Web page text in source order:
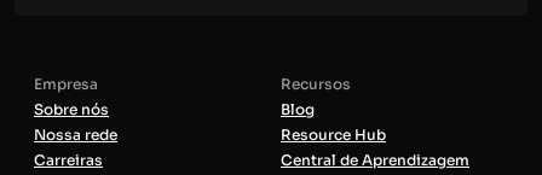
Empresa
Sobre nós
Nossa rede
Carreiras
Recursos
Blog
Resource Hub
Central de Aprendizagem